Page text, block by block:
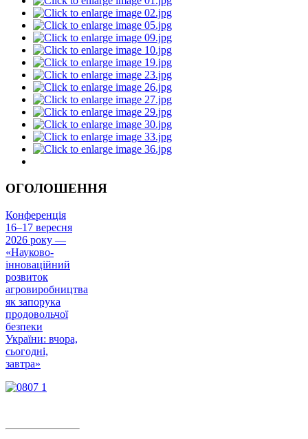
ОГОЛОШЕННЯ
Конференція
16–17 вересня
2026 року —
«Науково-
інноваційний
розвиток
агровиробництва
як запорука
продовольчої
безпеки
України: вчора,
сьогодні,
завтра»